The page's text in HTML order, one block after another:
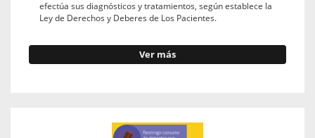
efectúa sus diagnósticos y tratamientos, según establece la
Ley de Derechos y Deberes de Los Pacientes.
Ver más